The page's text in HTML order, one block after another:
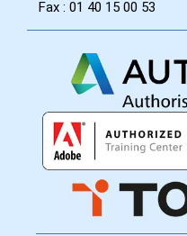
Fax : 01 40 15 00 53